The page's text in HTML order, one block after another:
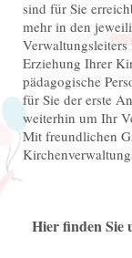
sind für Sie
mehr in den
Erziehung Ihrer
pädagogische
für Sie der erste
weiterhin um Ihr
Mit freundlichen
Hier finden Sie